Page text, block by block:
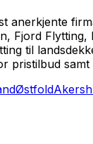
Fjord
til
Østfold